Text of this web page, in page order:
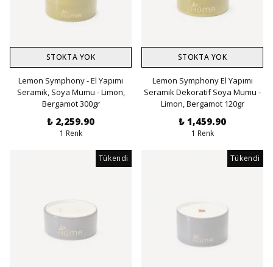
STOKTA YOK
Lemon Symphony - El Yapımı
Seramik, Soya Mumu - Limon,
Bergamot 300gr
₺ 2,259.90
1 Renk
STOKTA YOK
Lemon Symphony El Yapımı
Seramik Dekoratif Soya Mumu -
Limon, Bergamot 120gr
₺ 1,459.90
1 Renk
Tükendi Tükendi